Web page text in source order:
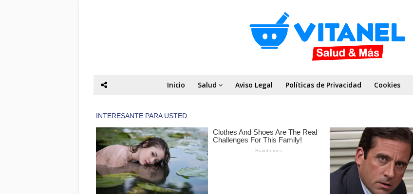
Inicio Salud Aviso Legal Políticas de Privacidad Cookies